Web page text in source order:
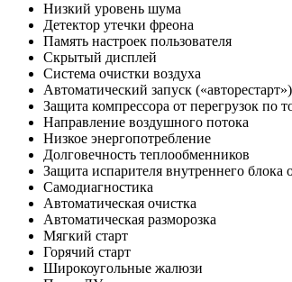
Низкий уровень шума
Детектор утечки фреона
Память настроек пользователя
Скрытый дисплей
Система очистки воздуха
Автоматический запуск («авторестарт»)
Защита компрессора от перегрузок по
Направление воздушного потока
Низкое энергопотребление
Долговечность теплообменников
Защита испарителя внутреннего блока
Самодиагностика
Автоматическая очистка
Автоматическая разморозка
Мягкий старт
Горячий старт
Широкоугольные жалюзи